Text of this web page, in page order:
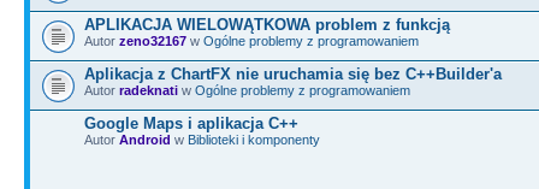
APLIKACJA WIELOWĄTKOWA problem z funkcją
Autor zeno32167 w Ogólne problemy z programowaniem
Aplikacja z ChartFX nie uruchamia się bez C++Builder'a
Autor radeknati w Ogólne problemy z programowaniem
Google Maps i aplikacja C++
Autor Android w Biblioteki i komponenty